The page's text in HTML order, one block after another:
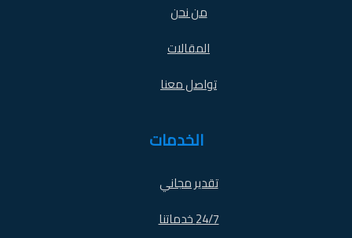
من نحن
المقالات
تواصل معنا
الخدمات
تقدير مجاني
24/7 خدماتنا